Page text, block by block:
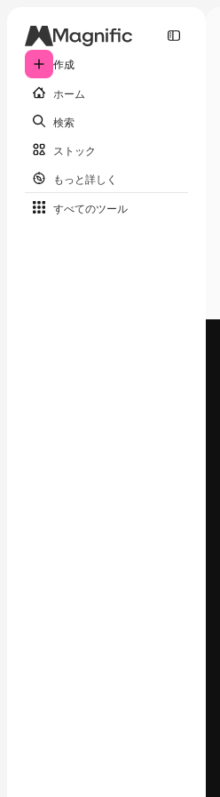
作成
ホーム
検索
ストック
もっと詳しく
すべてのツール